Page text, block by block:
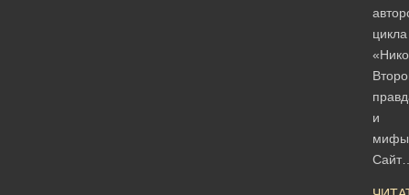
цикла
и